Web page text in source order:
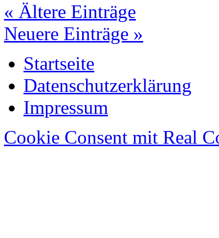
« Ältere Einträge
Neuere Einträge »
Startseite
Datenschutzerklärung
Impressum
Cookie Consent mit Real